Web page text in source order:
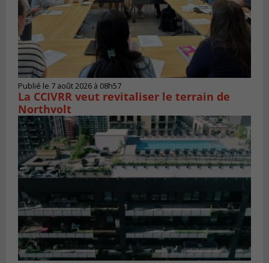
Publié le 7 août 2026 à 08h57
La CCIVRR veut revitaliser le terrain de
Northvolt